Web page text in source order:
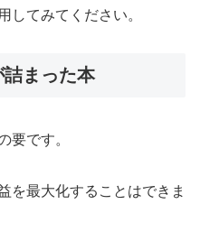
してみてください。
まった本
要です。
を最大化することはできま